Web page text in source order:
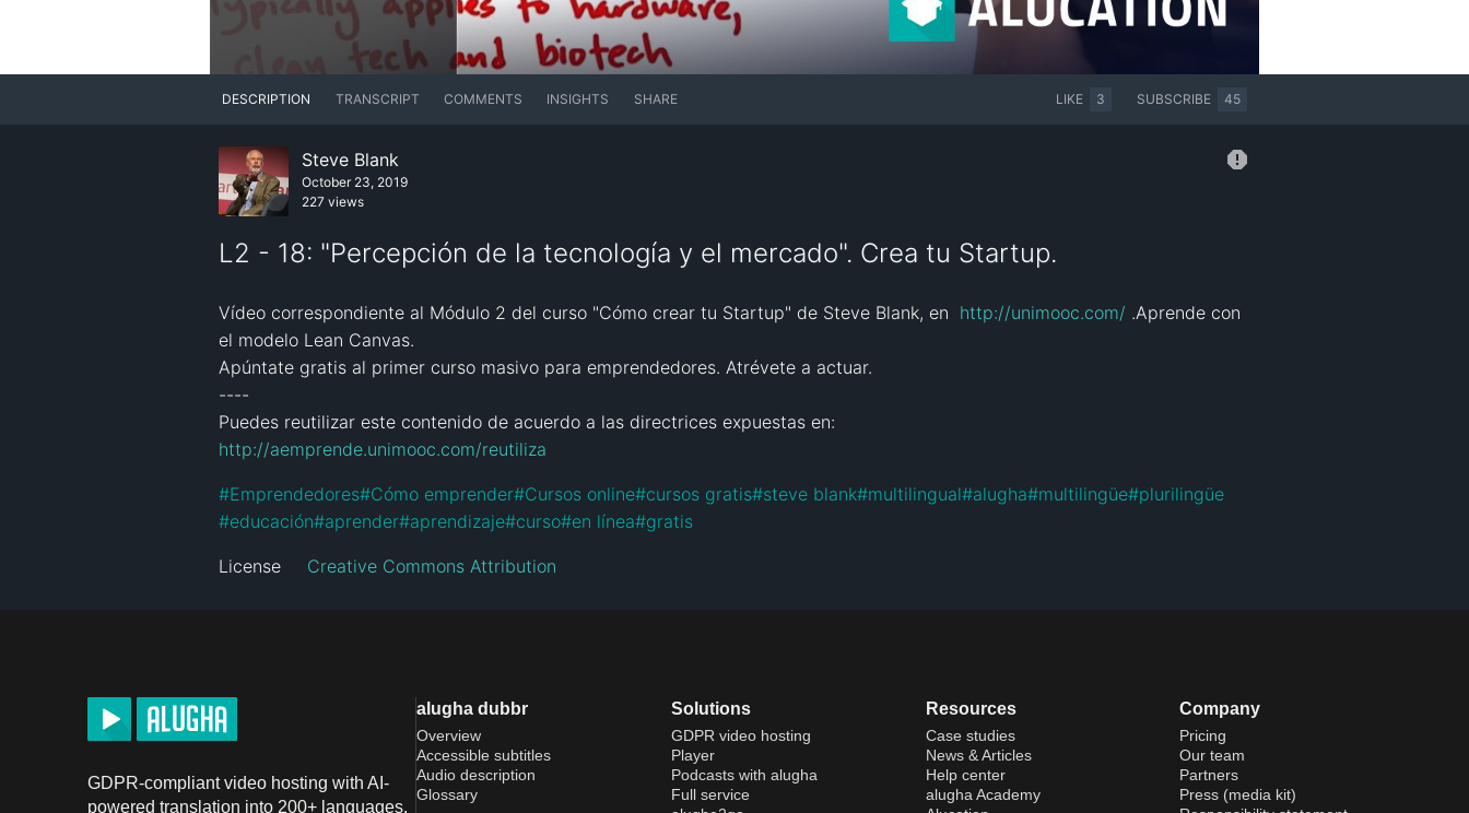
DESCRIPTION TRANSCRIPT COMMENTS INSIGHTS SHARE LIKE 3 SUBSCRIBE 45
Steve Blank
October 23, 2019
227 views
L2 - 18: "Percepción de la tecnología y el mercado". Crea tu Startup.
Vídeo correspondiente al Módulo 2 del curso "Cómo crear tu Startup" de Steve Blank, en http://unimooc.com/ .Aprende con
el modelo Lean Canvas.
Apúntate gratis al primer curso masivo para emprendedores. Atrévete a actuar.
----
http://aemprende.unimooc.com/reutiliza
#Emprendedores#Cómo emprender#Cursos online#cursos gratis#steve blank#multilingual#alugha#multilingüe#plurilingüe
#educación#aprender#aprendizaje#curso#en línea#gratis
License Creative Commons Attribution
GDPR-compliant video hosting with AI-
powered translation into 200+ languages.
alugha dubbr
Overview
Accessible subtitles
Audio description
Glossary
Solutions
GDPR video hosting
Player
Podcasts with alugha
Full service
Resources
Case studies
News & Articles
Help center
alugha Academy
Company
Pricing
Our team
Partners
Press (media kit)